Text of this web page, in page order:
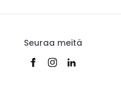
Seuraa meitä